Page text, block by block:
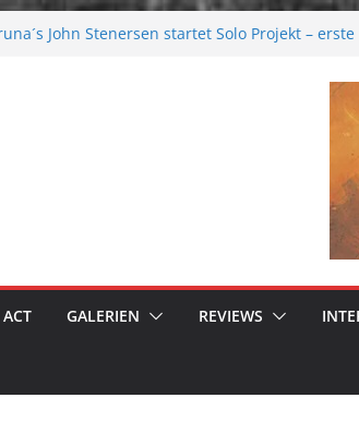
John Stenersen startet Solo Projekt – erste
ACT GALERIEN REVIEWS